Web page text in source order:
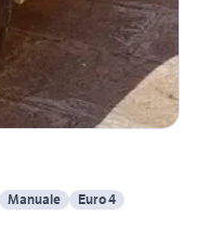
Manuale Euro 4